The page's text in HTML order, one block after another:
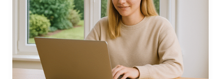
co
to
jest
czy
warto?